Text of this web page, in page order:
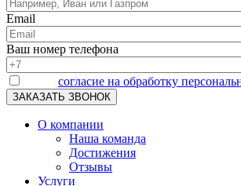
Email
Ваш номер телефона
согласие на обработку
О компании
Наша команда
Достижения
Отзывы
Услуги